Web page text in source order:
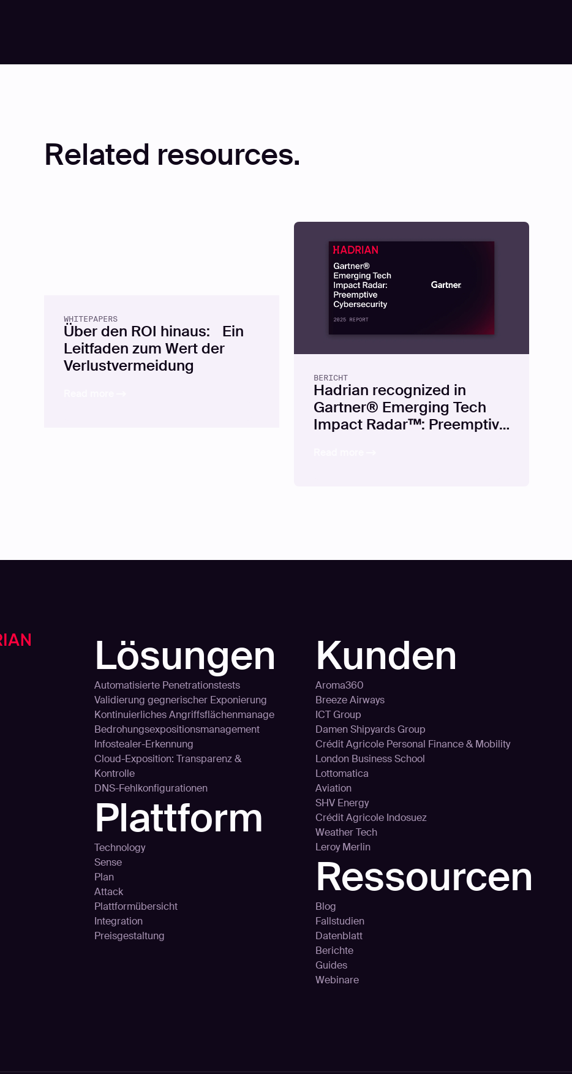
Related resources.
WHITEPAPERS
Über den ROI hinaus: Ein
Leitfaden zum Wert der
Verlustvermeidung
BERICHT
Hadrian recognized in
Gartner® Emerging Tech
Impact Radar™: Preemptive
Lösungen
Automatisierte Penetrationstests
Validierung gegnerischer Exponierung
Kontinuierliches Angriffsflächenmanage
Bedrohungsexpositionsmanagement
Infostealer-Erkennung
Cloud-Exposition: Transparenz &
Kontrolle
DNS-Fehlkonfigurationen
Plattform
Technology
Sense
Plan
Attack
Plattformübersicht
Integration
Preisgestaltung
Kunden
Aroma360
Breeze Airways
ICT Group
Damen Shipyards Group
Crédit Agricole Personal Finance & Mobility
London Business School
Lottomatica
Aviation
SHV Energy
Crédit Agricole Indosuez
Weather Tech
Leroy Merlin
Ressourcen
Blog
Fallstudien
Datenblatt
Berichte
Guides
Webinare